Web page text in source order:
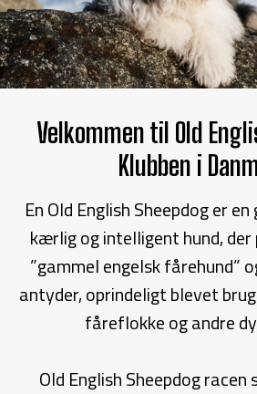
Velkommen til Old
Klubben i
En Old English Sheepdog er
kærlig og intelligent hund, der
”gammel engelsk fårehund”
antyder, oprindeligt blevet
fåreflokke og andre
Old English Sheepdog